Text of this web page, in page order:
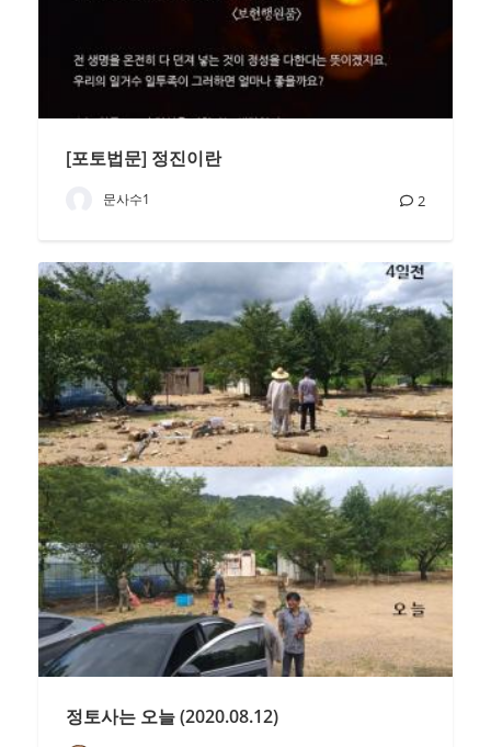
[포토법문] 정진이란
문사수1 2
정토사는 오늘 (2020.08.12)